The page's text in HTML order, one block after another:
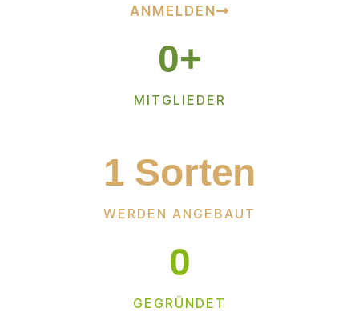
ANMELDEN
MITGLIEDER
0+
WERDEN ANGEBAUT
1 Sorten
GEGRÜNDET
0